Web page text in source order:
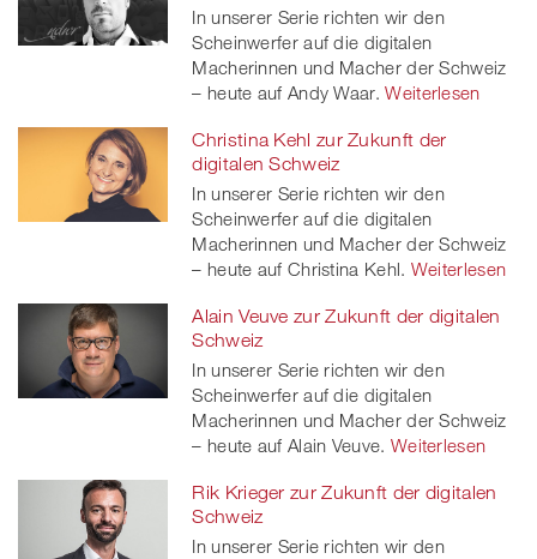
In unserer Serie richten wir den
Scheinwerfer auf die digitalen
Macherinnen und Macher der Schweiz
– heute auf Andy Waar. Weiterlesen
Christina Kehl zur Zukunft der
digitalen Schweiz
In unserer Serie richten wir den
Scheinwerfer auf die digitalen
Macherinnen und Macher der Schweiz
– heute auf Christina Kehl. Weiterlesen
Alain Veuve zur Zukunft der digitalen
Schweiz
In unserer Serie richten wir den
Scheinwerfer auf die digitalen
Macherinnen und Macher der Schweiz
– heute auf Alain Veuve. Weiterlesen
Rik Krieger zur Zukunft der digitalen
Schweiz
In unserer Serie richten wir den